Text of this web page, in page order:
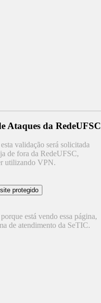
Ataques da RedeUFSC
validação será solicitada
de fora da RedeUFSC,
utilizando VPN.
está vendo essa página,
de atendimento da SeTIC.